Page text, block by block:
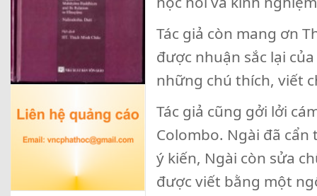
Tác giả còn mang ơn
được nhuận sắc lại
những chú thích, viết
Tác giả cũng gởi lởi
Colombo. Ngài đã
ý kiến, Ngài còn sửa
được viết bằng một